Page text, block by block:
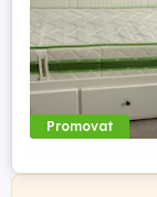
Promovat